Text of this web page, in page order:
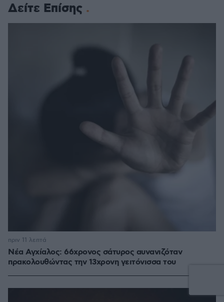
Δείτε Επίσης
Νέα Αγχίαλος: 66χρονος σάτυρος αυνανιζόταν
πρακολουθώντας την 13χρονη γειτόνισσα του
πριν 11 λεπτά